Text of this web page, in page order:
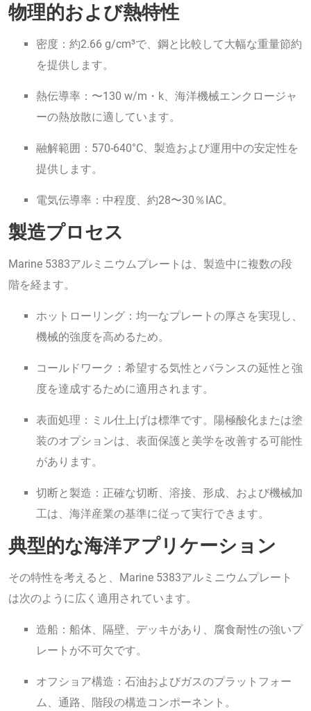
物理的および熱特性
密度：約2.66 g/cm³で、鋼と比較して大幅な重量節約
を提供します。
熱伝導率：〜130 w/m・k、海洋機械エンクロージャ
ーの熱放散に適しています。
融解範囲：570-640°C、製造および運用中の安定性を
提供します。
電気伝導率：中程度、約28〜30％IAC。
製造プロセス
Marine 5383アルミニウムプレートは、製造中に複数の段
階を経ます。
ホットローリング：均一なプレートの厚さを実現し、
機械的強度を高めるため。
コールドワーク：希望する気性とバランスの延性と強
度を達成するために適用されます。
表面処理：ミル仕上げは標準です。陽極酸化または塗
装のオプションは、表面保護と美学を改善する可能性
があります。
切断と製造：正確な切断、溶接、形成、および機械加
工は、海洋産業の基準に従って実行できます。
典型的な海洋アプリケーション
その特性を考えると、Marine 5383アルミニウムプレート
は次のように広く適用されています。
造船：船体、隔壁、デッキがあり、腐食耐性の強いプ
レートが不可欠です。
オフショア構造：石油およびガスのプラットフォー
ム、通路、階段の構造コンポーネント。